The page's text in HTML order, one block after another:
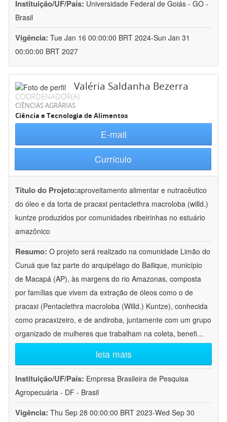
Instituição/UF/País: Universidade Federal de Goiás - GO -
Brasil
Vigência: Tue Jan 16 00:00:00 BRT 2024-Sun Jan 31
00:00:00 BRT 2027
Valéria Saldanha Bezerra
COORDENADOR(A)
CIÊNCIAS AGRÁRIAS
Ciência e Tecnologia de Alimentos
E-mail
Currículo
Título do Projeto:aproveitamento alimentar e nutracêutico
do óleo e da torta de pracaxi pentaclethra macroloba (willd.)
kuntze produzidos por comunidades ribeirinhas no estuário
amazônico
Resumo: O projeto será realizado na comunidade Limão do
Curuá que faz parte do arquipélago do Bailique, município
de Macapá (AP), às margens do rio Amazonas, composta
por famílias que vivem da extração de óleos como o de
pracaxi (Pentaclethra macroloba (Willd.) Kuntze), conhecida
como pracaxizeiro, e de andiroba, juntamente com um grupo
organizado de mulheres que trabalham na coleta, benefi...
leia mais
Instituição/UF/País: Empresa Brasileira de Pesquisa
Agropecuária - DF - Brasil
Vigência: Thu Sep 28 00:00:00 BRT 2023-Wed Sep 30